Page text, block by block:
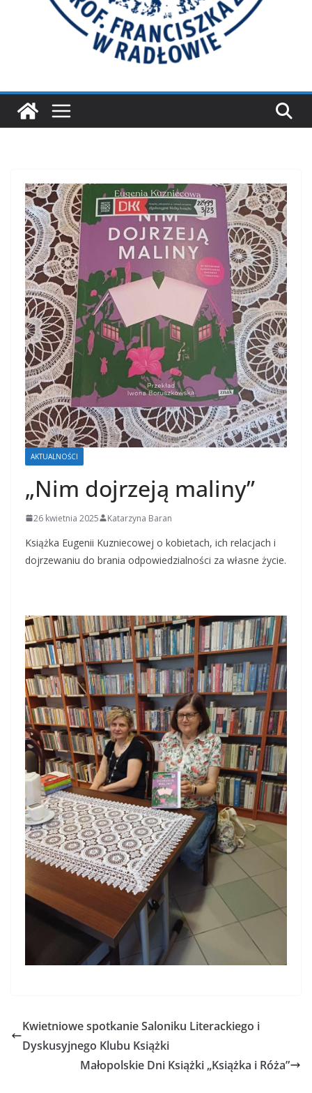
AKTUALNOŚCI
„Nim dojrzeją maliny”
26 kwietnia 2025 Katarzyna Baran
Książka Eugenii Kuzniecowej o kobietach, ich relacjach i
dojrzewaniu do brania odpowiedzialności za własne życie.
Kwietniowe spotkanie Saloniku Literackiego i
Dyskusyjnego Klubu Książki
Małopolskie Dni Książki „Książka i Róża”